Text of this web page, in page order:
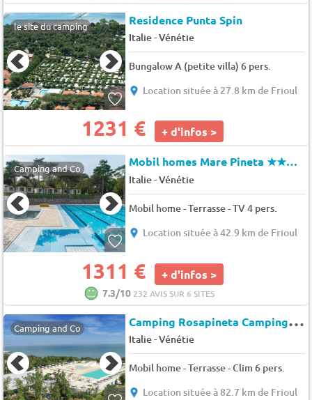
le site du camping Residence Punta Spin
Italie-Vénétie
Bungalow A (petite villa) 6 pers.
Location située à 27.8 km de Frioul
1231 € + d'infos >
Camping and Co Mobil homes Mare Pineta★★★★
Italie-Vénétie
Mobil home - Terrasse - TV 4 pers.
Location située à 42.9 km de Frioul
1311 € + d'infos >
7.3/10 232 AVIS SUR 6 SITES
Camping and Co C
amping Rosapineta Camping Village
Italie-Vénétie
Mobil home - Terrasse - Clim 6 pers.
Location située à 82.7 km de Frioul